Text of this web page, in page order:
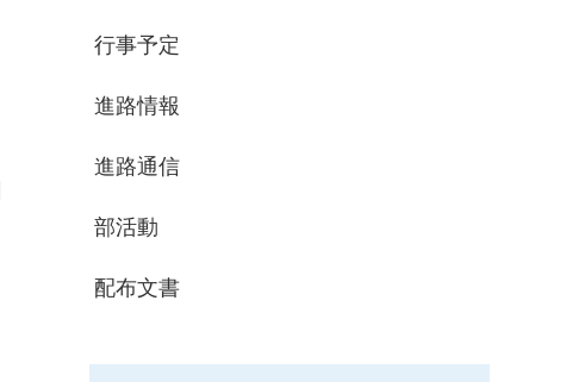
行事予定
進路情報
進路通信
部活動
配布文書